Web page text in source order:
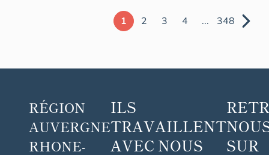
1 2 3 4 ... 348
RÉGION
AUVERGNE
RHONE-
ILS
TRAVAILLENT
AVEC NOUS
SUR